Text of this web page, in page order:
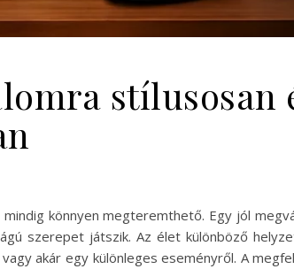
stílusosan
könnyen megteremthető. Egy jól
szerepet játszik. Az élet különböző
akár egy különleges eseményről. A